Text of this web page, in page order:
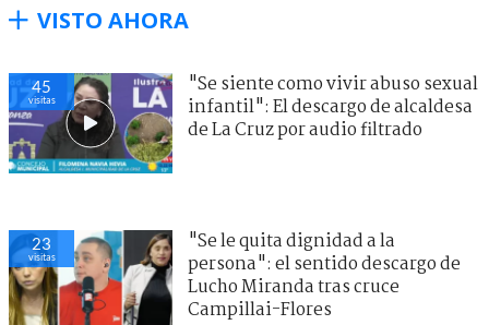
VISTO AHORA
45
visitas
"Se siente como vivir abuso sexual
infantil": El descargo de alcaldesa
de La Cruz por audio filtrado
23
visitas
"Se le quita dignidad a la
persona": el sentido descargo de
Lucho Miranda tras cruce
Campillai-Flores